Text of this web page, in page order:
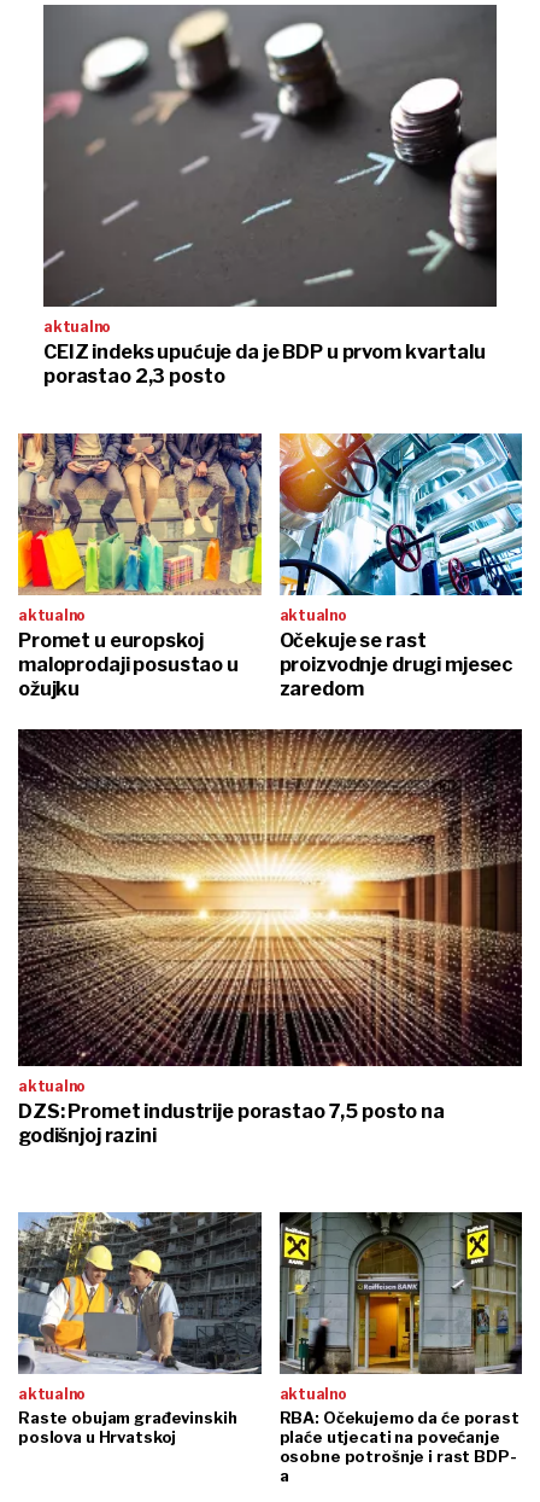
aktualno
CEIZ indeks upućuje da je BDP u prvom kvartalu
porastao 2,3 posto
aktualno
Promet u europskoj
maloprodaji posustao u
ožujku
aktualno
Očekuje se rast
proizvodnje drugi mjesec
zaredom
aktualno
DZS: Promet industrije porastao 7,5 posto na
godišnjoj razini
aktualno
Raste obujam građevinskih
poslova u Hrvatskoj
aktualno
RBA: Očekujemo da će porast
plaće utjecati na povećanje
osobne potrošnje i rast BDP-
a